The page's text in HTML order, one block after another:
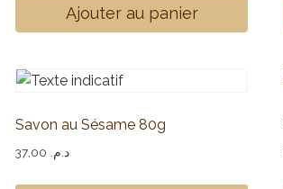
Ajouter au panier
Savon au Sésame 80g
د.م.